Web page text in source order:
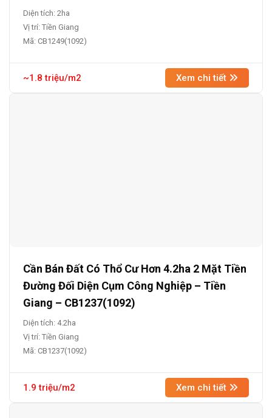
Diện tích: 2ha
Vị trí: Tiền Giang
Mã: CB1249(1092)
~1.8 triệu/m2 Xem chi tiết
Cần Bán Đất Có Thổ Cư Hơn 4.2ha 2 Mặt Tiền
Đường Đối Diện Cụm Công Nghiệp – Tiền
Giang – CB1237(1092)
Diện tích: 4.2ha
Vị trí: Tiền Giang
Mã: CB1237(1092)
1.9 triệu/m2 Xem chi tiết